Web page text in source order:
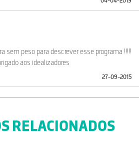
sem peso para descrever esse programa !!!!!
aos idealizadores
27-09-2015
RELACIONADOS